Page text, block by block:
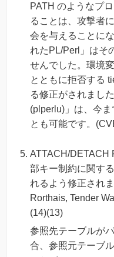
PATH のようなプ
ることは、攻撃者
会を与えることに
れたPL/Perl」はそ
せんでした。環境
とともに拒否する
る修正がされまし
(plperlu)」は、今
とも可能です。
ATTACH/DETACH
部キー制約に関す
れるよう修正され
Rorthais, Tender
(14)(13)
参照先テーブルが
合、参照元テーブ